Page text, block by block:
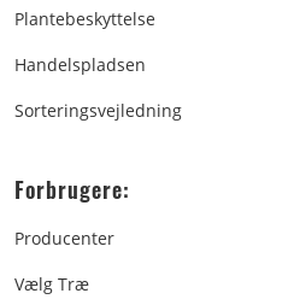
Plantebeskyttelse
Handelspladsen
Sorteringsvejledning
Forbrugere:
Producenter
Vælg Træ